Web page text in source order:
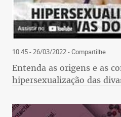
10:45 - 26/03/2022- Compartilhe
Entenda as origens e as
hipersexualização das